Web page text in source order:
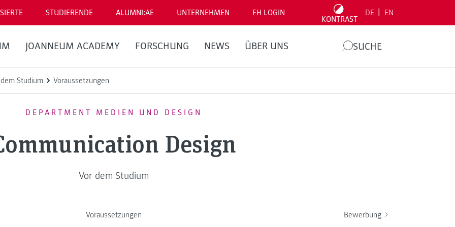
STUDIERENDE ALUMNI:AE UNTERNEHMEN FH LOGIN
KONTRAST
DE EN
JOANNEUM ACADEMY FORSCHUNG NEWS ÜBER UNS SUCHE
Studium Voraussetzungen
DEPARTMENT MEDIEN UND DESIGN
Design
Vor dem Studium
Voraussetzungen Bewerbung